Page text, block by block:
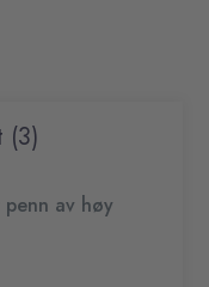
(3)
av høy
utviklet for å